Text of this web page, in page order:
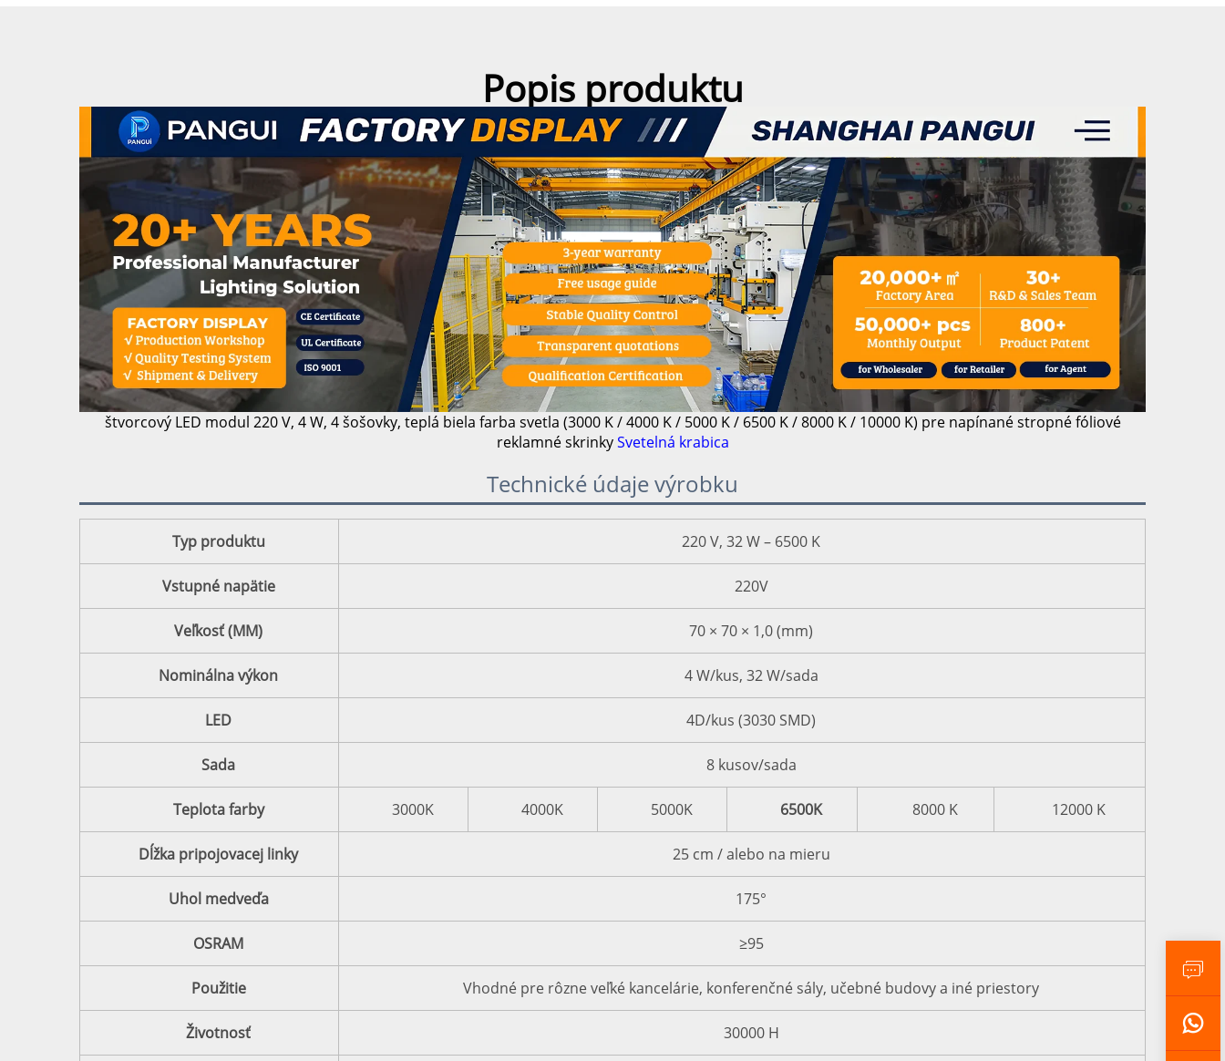
Popis produktu
štvorcový LED modul 220 V, 4 W, 4 šošovky, teplá biela farba svetla (3000 K / 4000 K / 5000 K / 6500 K / 8000 K / 10000 K) pre napínané stropné fóliové
reklamné skrinkySvetelná krabica
Technické údaje výrobku
Typ produktu 220 V, 32 W – 6500 K
Vstupné napätie 220V
Veľkosť (MM) 70 × 70 × 1,0 (mm)
Nominálna výkon 4 W/kus, 32 W/sada
LED 4D/kus (3030 SMD)
Sada 8 kusov/sada
Teplota farby 3000K 4000K 5000K 6500K 8000 K 12000 K
Dĺžka pripojovacej linky 25 cm / alebo na mieru
Uhol medveďa 175°
OSRAM ≥95
Použitie Vhodné pre rôzne veľké kancelárie, konferenčné sály, učebné budovy a iné priestory
Životnosť 30000 H